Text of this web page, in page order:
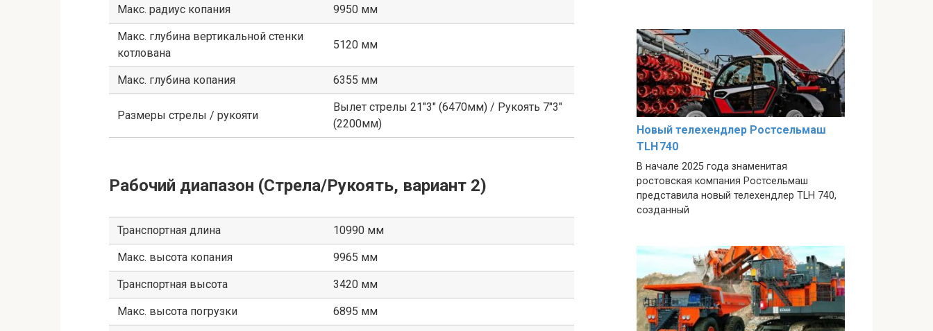
Макс. радиус копания 9950 мм
Макс. глубина вертикальной стенки
котлована
5120 мм
Макс. глубина копания 6355 мм
Размеры стрелы / рукояти
Вылет стрелы 21″3″ (6470мм) / Рукоять 7″3″
(2200мм)
Рабочий диапазон (Стрела/Рукоять, вариант 2)
Транспортная длина 10990 мм
Макс. высота копания 9965 мм
Транспортная высота 3420 мм
Макс. высота погрузки 6895 мм
Новый телехендлер Ростсельмаш
TLH 740
В начале 2025 года знаменитая
ростовская компания Ростсельмаш
представила новый телехендлер TLH 740,
созданный